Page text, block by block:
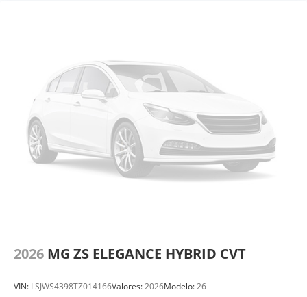
2026 MG ZS ELEGANCE HYBRID CVT
VIN: LSJWS4398TZ014166Valores:2026Modelo:26